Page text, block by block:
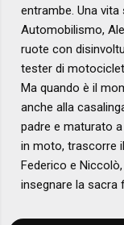
entrambe. Una
Automobilismo,
ruote con
tester di
Ma quando è il
anche alla
padre e maturato
in moto, trascorre
Federico e
insegnare la sacra